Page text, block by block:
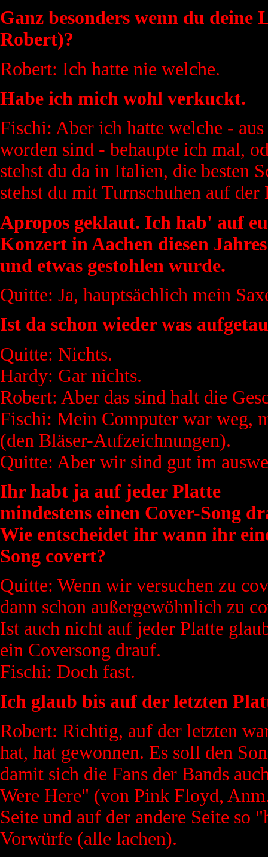
Ganz besonders wenn du deine
Robert)?
Robert: Ich hatte nie welche.
Habe ich mich wohl verkuckt.
Fischi: Aber ich hatte welche -
worden sind - behaupte ich mal,
stehst du da in Italien, die besten
stehst du mit Turnschuhen auf
Apropos geklaut. Ich hab' auf
Konzert in Aachen diesen
und etwas gestohlen wurde.
Quitte: Ja, hauptsächlich mein
Ist da schon wieder was
Quitte: Nichts.
Hardy: Gar nichts.
Robert: Aber das sind halt die
Fischi: Mein Computer war weg,
(den Bläser-Aufzeichnungen).
Quitte: Aber wir sind gut im
Ihr habt ja auf jeder Platte
mindestens einen Cover-Song
Wie entscheidet ihr wann ihr
Song covert?
Quitte: Wenn wir versuchen zu
dann schon außergewöhnlich zu
Ist auch nicht auf jeder Platte
ein Coversong drauf.
Fischi: Doch fast.
Ich glaub bis auf der letzten
Robert: Richtig, auf der letzten
hat, hat gewonnen. Es soll den
damit sich die Fans der Bands
Were Here" (von Pink Floyd,
Seite und auf der andere Seite so
Vorwürfe (alle lachen).